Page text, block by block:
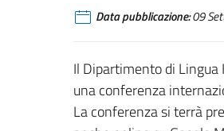
Data pubblicazione:09
Il Dipartimento di
una conferenza
La conferenza si terrà